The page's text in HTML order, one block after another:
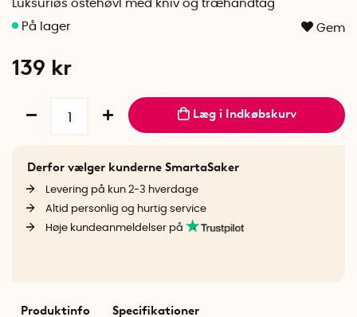
Luksuriøs ostehøvl med kniv og træhåndtag
Gem
139 kr
Læg i Indkøbskurv
Derfor vælger kunderne SmartaSaker
Levering på kun 2-3 hverdage
Altid personlig og hurtig service
Høje kundeanmeldelser på
Produktinfo Specifikationer